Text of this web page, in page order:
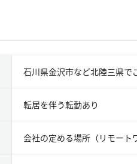
石川県金沢市など北陸三県で
転居を伴う転勤あり
会社の定める場所（リモート